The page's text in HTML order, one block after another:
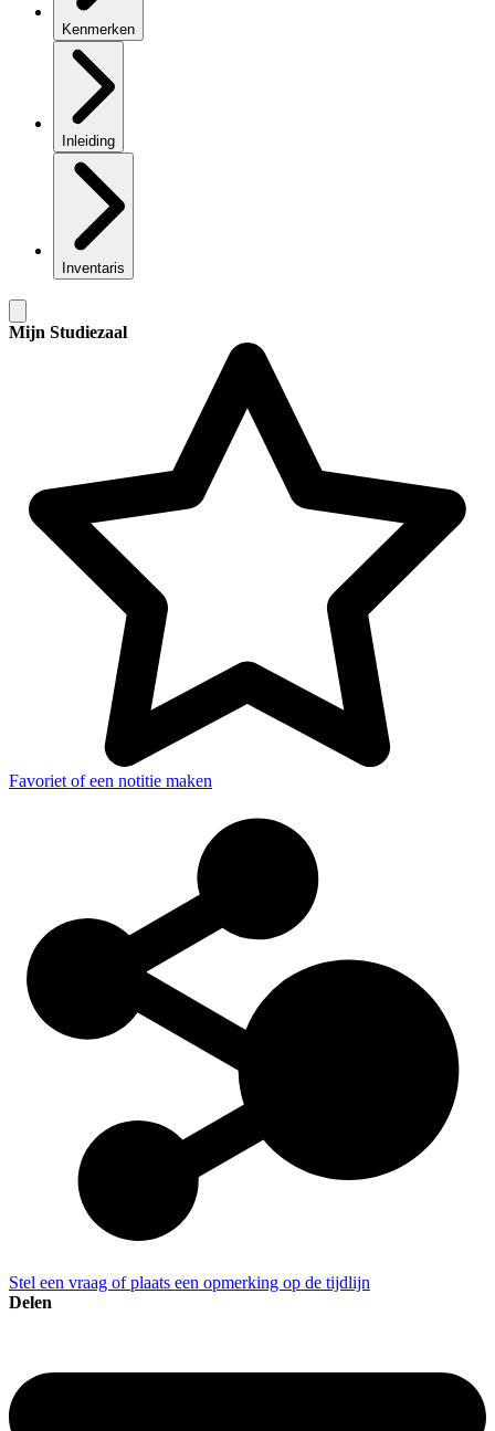
Kenmerken
Inleiding
Inventaris
Mijn Studiezaal
Favoriet of een notitie maken
Stel een vraag of plaats een opmerking op de tijdlijn
Delen